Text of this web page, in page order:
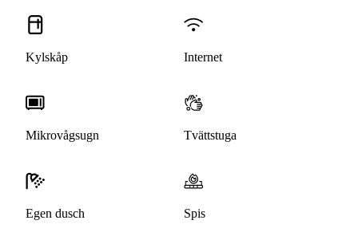
Kylskåp Internet
Mikrovågsugn Tvättstuga
Egen dusch Spis